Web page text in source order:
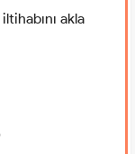
akla